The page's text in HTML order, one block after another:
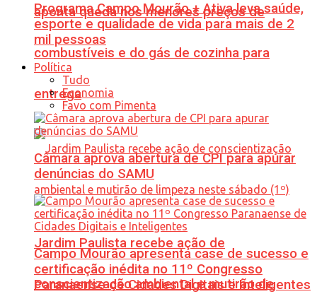
aponta queda nos menores preços de
combustíveis e do gás de cozinha para
entrega
Jardim Paulista recebe ação de
conscientização ambiental e mutirão de
Programa Campo Mourão + Ativa leva saúde,
esporte e qualidade de vida para mais de 2
mil pessoas
Política
Tudo
Economia
Favo com Pimenta
Câmara aprova abertura de CPI para apurar
denúncias do SAMU
Campo Mourão apresenta case de sucesso e
certificação inédita no 11º Congresso
Paranaense de Cidades Digitais e Inteligentes